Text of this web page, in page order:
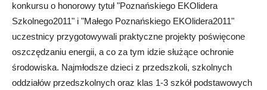
konkursu o honorowy tytuł "Poznańskiego EKOlidera
Szkolnego2011" i "Małego Poznańskiego EKOlidera2011"
uczestnicy przygotowywali praktyczne projekty poświęcone
oszczędzaniu energii, a co za tym idzie służące ochronie
środowiska. Najmłodsze dzieci z przedszkoli, szkolnych
oddziałów przedszkolnych oraz klas 1-3 szkół podstawowych